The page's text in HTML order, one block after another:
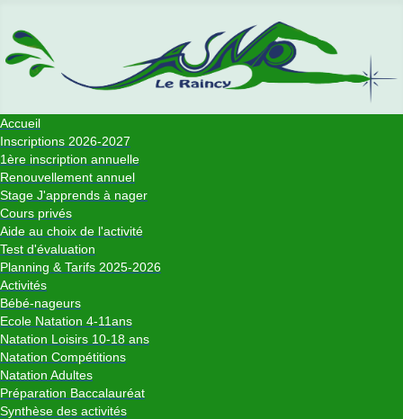
Accueil
Inscriptions 2026-2027
1ère inscription annuelle
Renouvellement annuel
Stage J'apprends à nager
Cours privés
Aide au choix de l'activité
Test d'évaluation
Planning & Tarifs 2025-2026
Activités
Bébé-nageurs
Ecole Natation 4-11ans
Natation Loisirs 10-18 ans
Natation Compétitions
Natation Adultes
Préparation Baccalauréat
Synthèse des activités